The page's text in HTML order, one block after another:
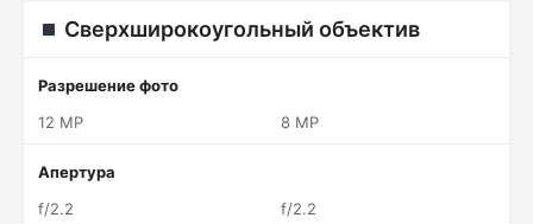
Сверхширокоугольный объектив
Разрешение фото
12 MP
8 MP
Апертура
f/2.2
f/2.2